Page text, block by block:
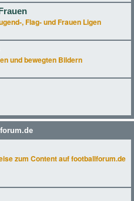
, Flag- und Frauen Ligen
und bewegten Bildern
zum Content auf footballforum.de